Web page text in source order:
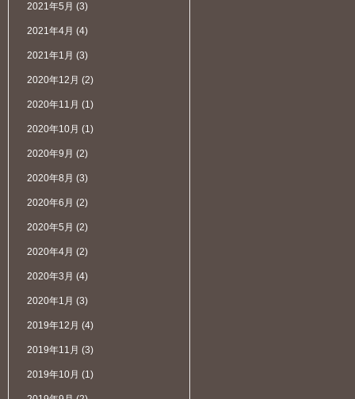
2021年5月 (3)
2021年4月 (4)
2021年1月 (3)
2020年12月 (2)
2020年11月 (1)
2020年10月 (1)
2020年9月 (2)
2020年8月 (3)
2020年6月 (2)
2020年5月 (2)
2020年4月 (2)
2020年3月 (4)
2020年1月 (3)
2019年12月 (4)
2019年11月 (3)
2019年10月 (1)